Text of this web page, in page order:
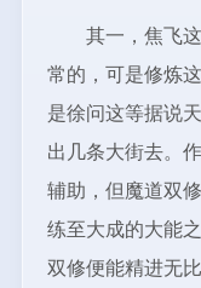
其一，焦飞这
常的，可是修炼
是徐问这等据说
出几条大街去。
辅助，但魔道双
练至大成的大能
双修便能精进无